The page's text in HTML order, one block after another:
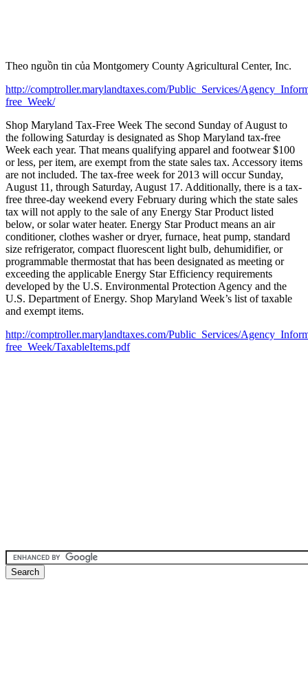
Theo nguồn tin của Montgomery County Agricultural Center, Inc.
http://comptroller.marylandtaxes.com/Public_Services/
free_Week/
Shop Maryland Tax-Free Week The second Sunday of August to
the following Saturday is designated as Shop Maryland tax-free
Week each year. That means qualifying apparel and footwear $100
or less, per item, are exempt from the state sales tax. Accessory items
are not included. The tax-free week for 2013 will occur Sunday,
August 11, through Saturday, August 17. Additionally, there is a tax-
free three-day weekend every February during which the state sales
tax will not apply to the sale of any Energy Star Product listed
below, or solar water heater. Energy Star Product means an air
conditioner, clothes washer or dryer, furnace, heat pump, standard
size refrigerator, compact fluorescent light bulb, dehumidifier, or
programmable thermostat that has been designated as meeting or
exceeding the applicable Energy Star Efficiency requirements
developed by the U.S. Environmental Protection Agency and the
U.S. Department of Energy. Shop Maryland Week’s list of taxable
and exempt items.
http://comptroller.marylandtaxes.com/Public_Services/
free_Week/TaxableItems.pdf